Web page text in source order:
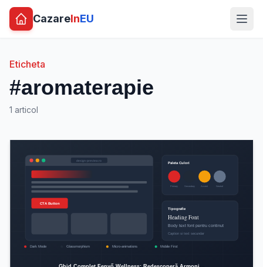
CazareInEU
Eticheta
#aromaterapie
1 articol